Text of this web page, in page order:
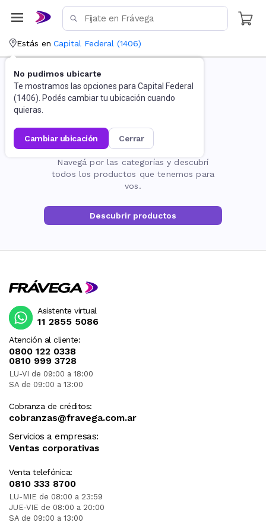
Estás en Capital Federal (1406)
No pudimos ubicarte
Te mostramos las opciones para Capital Federal
(1406). Podés cambiar tu ubicación cuando
quieras.
cambiar ubicación cerrar
La página no existe
Navegá por las categorías y descubrí
todos los productos que tenemos para
vos.
Descubrir productos
Atención al cliente:
0800 122 0338
0810 999 3728
LU-VI de 09:00 a 18:00
SA de 09:00 a 13:00
Cobranza de créditos:
cobranzas@fravega.com.ar
Servicios a empresas:
Ventas corporativas
Venta telefónica:
0810 333 8700
LU-MIE de 08:00 a 23:59
JUE-VIE de 08:00 a 20:00
SA de 09:00 a 13:00
Asistente virtual
11 2855 5086